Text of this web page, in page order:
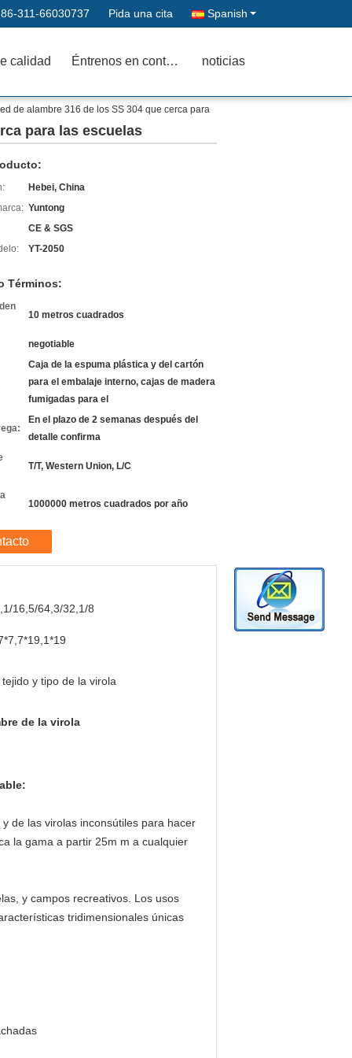
86-311-66030737 Pida una cita Spanish
calidad Éntrenos en contacto con noticias
de alambre 316 de los SS 304 que cerca para
para las escuelas
Hebei, China
Yuntong
CE & SGS
YT-2050
Términos:
10 metros cuadrados
negotiable
Caja de la espuma plástica y del cartón
para el embalaje interno, cajas de madera
fumigadas para el
En el plazo de 2 semanas después del
detalle confirma
T/T, Western Union, L/C
1000000 metros cuadrados por año
16,5/64,3/32,1/8
tejido y tipo de la virola
de la virola
de las virolas inconsútiles para hacer
la gama a partir 25m m a cualquier
y campos recreativos. Los usos
tridimensionales únicas